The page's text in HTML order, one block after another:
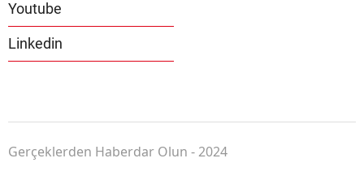
Youtube
Linkedin
Gerçeklerden Haberdar Olun - 2024